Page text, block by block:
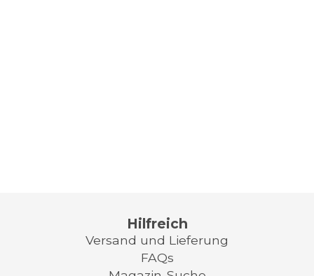
Hilfreich
Versand und Lieferung
FAQs